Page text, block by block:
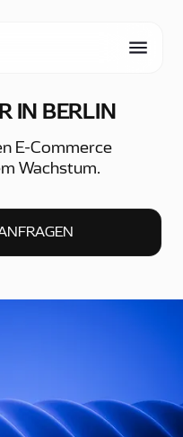
IN BERLIN
E-Commerce
Wachstum.